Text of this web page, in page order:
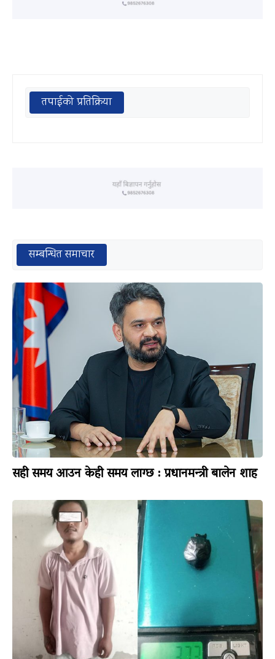
तपाईको प्रतिक्रिया
सम्बन्धित समाचार
सही समय आउन केही समय लाग्छ : प्रधानमन्त्री बालेन शाह